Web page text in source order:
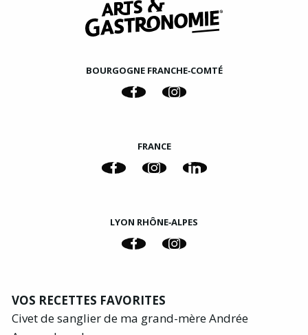
BOURGOGNE FRANCHE‑COMTÉ
FRANCE
LYON RHÔNE‑ALPES
VOS RECETTES FAVORITES
Civet de sanglier de ma grand-mère Andrée